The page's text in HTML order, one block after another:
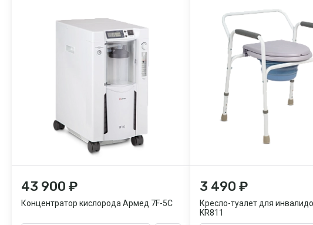
43 900 ₽
Концентратор кислорода Армед 7F-5C
3 490 ₽
Кресло-туалет для
KR811